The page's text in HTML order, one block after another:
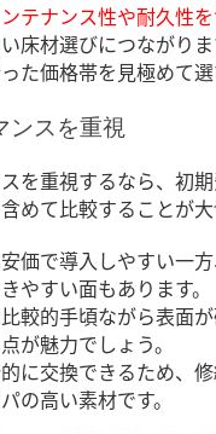
テナンス性や耐久性
床材選びにつながりま
た価格帯を見極めて選
ンスを重視
を重視するなら、初
めて比較することが大
価で導入しやすい一
やすい面もあります。
較的手頃ながら表面
が魅力でしょう。
に交換できるため、
の高い素材です。